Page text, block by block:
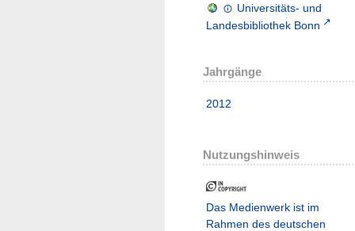
Universitäts- und
Landesbibliothek Bonn
Jahrgänge
2012
Nutzungshinweis
Das Medienwerk ist im
Rahmen des deutschen